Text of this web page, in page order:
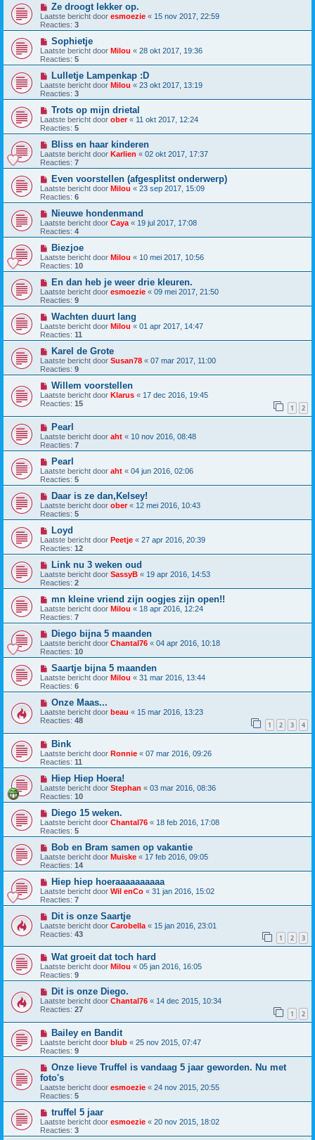
Ze droogt lekker op.
Laatste bericht door esmoezie « 15 nov 2017, 22:59
Reacties: 3
Sophietje
Laatste bericht door Milou « 28 okt 2017, 19:36
Reacties: 5
Lulletje Lampenkap :D
Laatste bericht door Milou « 23 okt 2017, 13:19
Reacties: 3
Trots op mijn drietal
Laatste bericht door ober« 11 okt 2017, 12:24
Reacties: 5
Bliss en haar kinderen
Laatste bericht door Karlien « 02 okt 2017, 17:37
Reacties: 7
Even voorstellen (afgesplitst onderwerp)
Laatste bericht door Milou « 23 sep 2017, 15:09
Reacties: 6
Nieuwe hondenmand
Laatste bericht door Caya « 19 jul 2017, 17:08
Reacties: 4
Biezjoe
Laatste bericht door Milou « 10 mei 2017, 10:56
Reacties: 10
En dan heb je weer drie kleuren.
Laatste bericht door esmoezie « 09 mei 2017, 21:50
Reacties: 9
Wachten duurt lang
Laatste bericht door Milou « 01 apr 2017, 14:47
Reacties: 11
Karel de Grote
Laatste bericht door Susan78 « 07 mar 2017, 11:00
Reacties: 9
Willem voorstellen
Laatste bericht door Klarus « 17 dec 2016, 19:45
Reacties: 15 1 2
Pearl
Laatste bericht door aht « 10 nov 2016, 08:48
Reacties: 7
Pearl
Laatste bericht door aht « 04 jun 2016, 02:06
Reacties: 5
Daar is ze dan,Kelsey!
Laatste bericht door ober« 12 mei 2016, 10:43
Reacties: 5
Loyd
Laatste bericht door Peetje « 27 apr 2016, 20:39
Reacties: 12
Link nu 3 weken oud
Laatste bericht door SassyB « 19 apr 2016, 14:53
Reacties: 2
mn kleine vriend zijn oogjes zijn open!!
Laatste bericht door Milou « 18 apr 2016, 12:24
Reacties: 7
Diego bijna 5 maanden
Laatste bericht door Chantal76 « 04 apr 2016, 10:18
Reacties: 10
Saartje bijna 5 maanden
Laatste bericht door Milou « 31 mar 2016, 13:44
Reacties: 6
Onze Maas...
Laatste bericht door beau « 15 mar 2016, 13:23
Reacties: 48 1 2 3 4
Bink
Laatste bericht door Ronnie « 07 mar 2016, 09:26
Reacties: 11
Hiep Hiep Hoera!
Laatste bericht door Stephan « 03 mar 2016, 08:36
Reacties: 10
Diego 15 weken.
Laatste bericht door Chantal76 « 18 feb 2016, 17:08
Reacties: 5
Bob en Bram samen op vakantie
Laatste bericht door Muiske « 17 feb 2016, 09:05
Reacties: 14
Hiep hiep hoeraaaaaaaaaa
Laatste bericht door Wil enCo « 31 jan 2016, 15:02
Reacties: 7
Dit is onze Saartje
Laatste bericht door Carobella « 15 jan 2016, 23:01
Reacties: 43 1 2 3
Wat groeit dat toch hard
Laatste bericht door Milou « 05 jan 2016, 16:05
Reacties: 9
Dit is onze Diego.
Laatste bericht door Chantal76 « 14 dec 2015, 10:34
Reacties: 27 1 2
Bailey en Bandit
Laatste bericht door blub « 25 nov 2015, 07:47
Reacties: 9
Onze lieve Truffel is vandaag 5 jaar geworden. Nu met
foto's
Laatste bericht door esmoezie « 24 nov 2015, 20:55
Reacties: 5
truffel 5 jaar
Laatste bericht door esmoezie « 20 nov 2015, 18:02
Reacties: 3